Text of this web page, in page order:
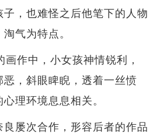
，也难怪之后他笔下的人物
气为特点。
作中，小女孩神情锐利，
，斜眼睥睨，透着一丝愤
理环境息息相关。
屡次合作，形容后者的作品